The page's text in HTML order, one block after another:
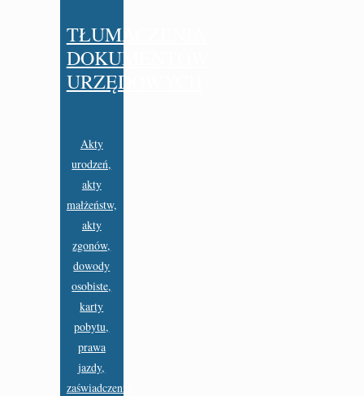
TŁUMACZENIA
DOKUMENTÓW
URZĘDOWYCH
Akty
urodzeń,
akty
małżeństw,
akty
zgonów,
dowody
osobiste,
karty
pobytu,
prawa
jazdy,
zaświadczenia